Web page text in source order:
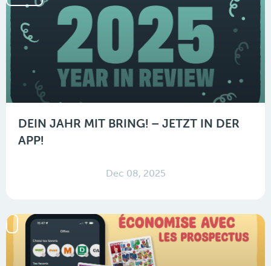
DEIN JAHR MIT BRING! – JETZT IN DER
APP!
Dec 08, 2025